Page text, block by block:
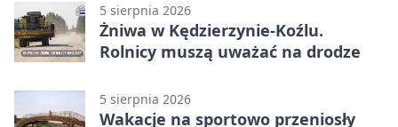
5 sierpnia 2026
Żniwa w Kędzierzynie-Koźlu.
Rolnicy muszą uważać na drodze
5 sierpnia 2026
Wakacje na sportowo przeniosły